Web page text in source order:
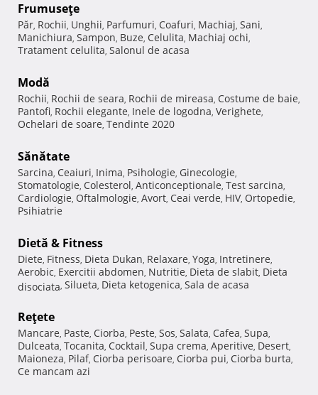
Frumuseţe
Păr, Rochii, Unghii, Parfumuri, Coafuri, Machiaj, Sani,
Manichiura, Sampon, Buze, Celulita, Machiaj ochi,
Tratament celulita, Salonul de acasa
Modă
Rochii, Rochii de seara, Rochii de mireasa, Costume de baie,
Pantofi, Rochii elegante, Inele de logodna, Verighete,
Ochelari de soare, Tendinte 2020
Sănătate
Sarcina, Ceaiuri, Inima, Psihologie, Ginecologie,
Stomatologie, Colesterol, Anticonceptionale, Test sarcina,
Cardiologie, Oftalmologie, Avort, Ceai verde, HIV, Ortopedie,
Psihiatrie
Dietă & Fitness
Diete, Fitness, Dieta Dukan, Relaxare, Yoga, Intretinere,
Aerobic, Exercitii abdomen, Nutritie, Dieta de slabit, Dieta
disociata, Silueta, Dieta ketogenica, Sala de acasa
Reţete
Mancare, Paste, Ciorba, Peste, Sos, Salata, Cafea, Supa,
Dulceata, Tocanita, Cocktail, Supa crema, Aperitive, Desert,
Maioneza, Pilaf, Ciorba perisoare, Ciorba pui, Ciorba burta,
Ce mancam azi